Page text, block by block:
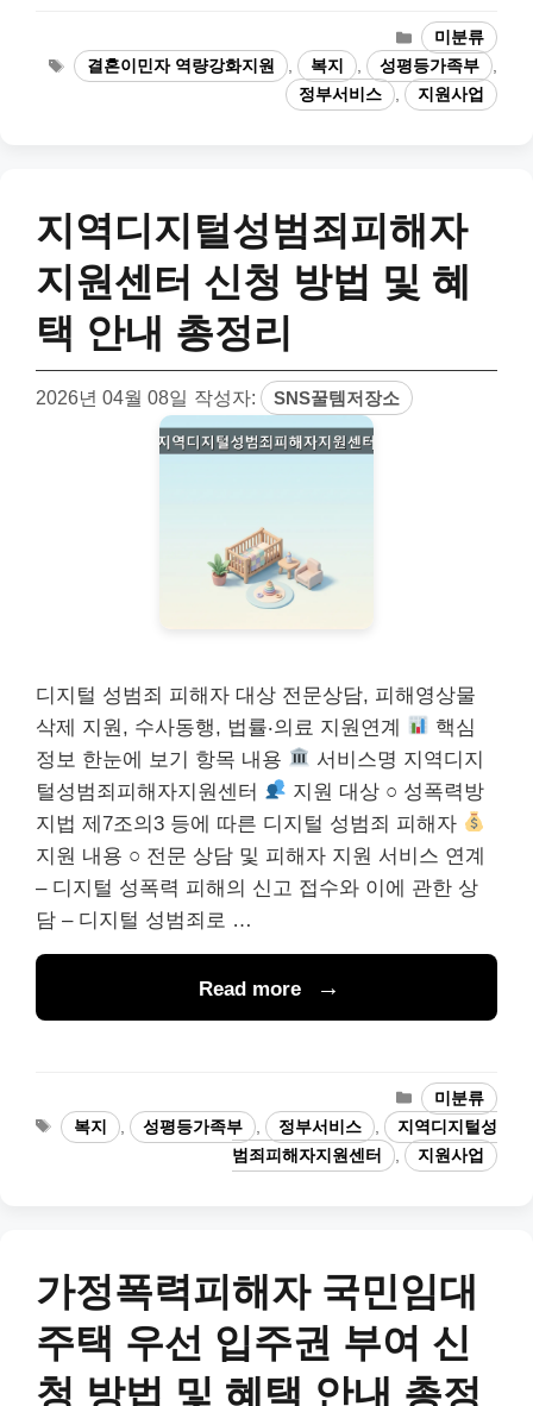
카
테
고
리
미분류
태
그
결혼이민자 역량강화지원 , 복지 , 성평등가족부
,
정부서비스
, 지원사업
지역디지털성범죄피해자
지원센터 신청 방법 및 혜
택 안내 총정리
2026년 04월 08일 작성자: SNS꿀템저장소
디지털 성범죄 피해자 대상 전문상담, 피해영상물
삭제 지원, 수사동행, 법률‧의료 지원연계
핵심
정보 한눈에 보기 항목 내용
서비스명 지역디지
털성범죄피해자지원센터
지원 대상 ○ 성폭력방
지법 제7조의3 등에 따른 디지털 성범죄 피해자
지원 내용 ○ 전문 상담 및 피해자 지원 서비스 연계
– 디지털 성폭력 피해의 신고 접수와 이에 관한 상
담 – 디지털 성범죄로 …
Read more
카
테
고
리
미분류
태
그
복지 성평등가족부 정부서비스
지역디지털성
범죄피해자지원센터
지원사업
가정폭력피해자 국민임대
주택 우선 입주권 부여 신
청 방법 및 혜택 안내 총정